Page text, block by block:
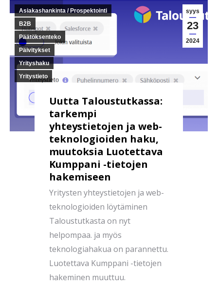
syys
23
2024
Asiakashankinta / Prospektointi
B2B
Päätöksenteko
Päivitykset
Yrityshaku
Yritystieto
Uutta Taloustutkassa:
tarkempi
yhteystietojen ja web-
teknologioiden haku,
muutoksia Luotettava
Kumppani -tietojen
hakemiseen
Yritysten yhteystietojen ja web-
teknologioiden löytäminen
Taloustutkasta on nyt
helpompaa. ja myös
teknologiahakua on parannettu.
Luotettava Kumppani -tietojen
hakeminen muuttuu.